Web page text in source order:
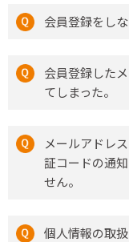
会員登録をし
会員登録した
てしまった。
メールアドレ
証コードの通
せん。
個人情報の取